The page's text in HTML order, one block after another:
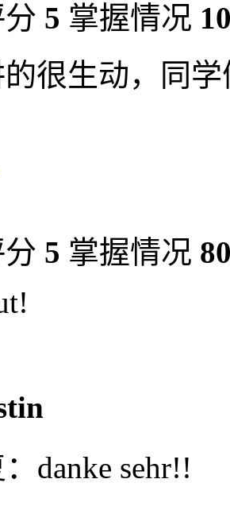
5 掌握情况
很生动，同
5 掌握情况
danke sehr!!